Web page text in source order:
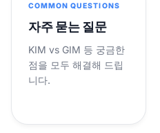
COMMON QUESTIONS
자주 묻는 질문
KIM vs GIM 등 궁금한
점을 모두 해결해 드립
니다.